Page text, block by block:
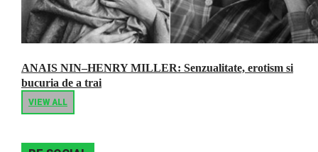
ANAIS NIN–HENRY MILLER: Senzualitate, erotism si
bucuria de a trai
VIEW ALL